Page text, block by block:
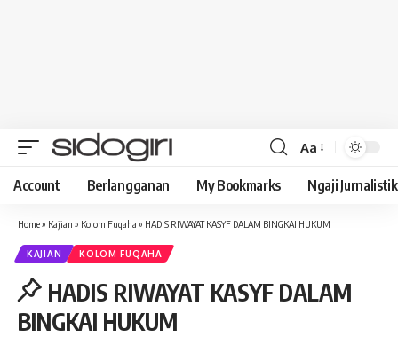
Font
Resizer
Aa
Account Berlangganan My Bookmarks Ngaji Jurnalistik
Home» Kajian » Kolom Fuqaha » HADIS RIWAYAT KASYF DALAM BINGKAI HUKUM
KAJIAN KOLOM FUQAHA
HADIS RIWAYAT KASYF DALAM
BINGKAI HUKUM